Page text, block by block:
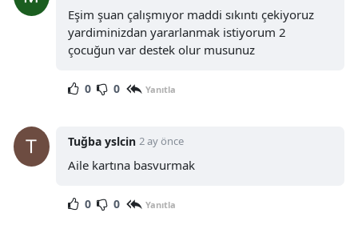
Eşim şuan çalışmıyor maddi sıkıntı çekiyoruz
yardiminizdan yararlanmak istiyorum 2
çocuğun var destek olur musunuz
0 0 Yanıtla
Tuğba yslcin 2 ay önce
Aile kartına basvurmak
0 0 Yanıtla